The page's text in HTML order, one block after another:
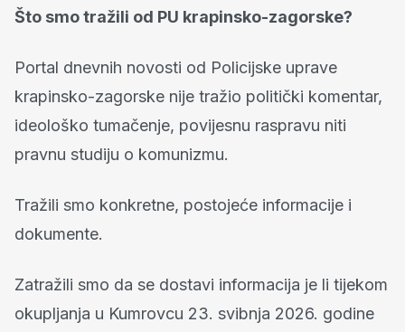
Što smo tražili od PU krapinsko-zagorske?
Portal dnevnih novosti od Policijske uprave
krapinsko-zagorske nije tražio politički komentar,
ideološko tumačenje, povijesnu raspravu niti
pravnu studiju o komunizmu.
Tražili smo konkretne, postojeće informacije i
dokumente.
Zatražili smo da se dostavi informacija je li tijekom
okupljanja u Kumrovcu 23. svibnja 2026. godine